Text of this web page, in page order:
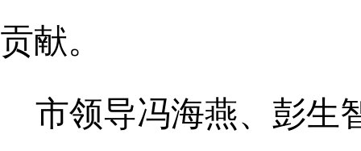
贡献。
市领导冯海燕、彭生